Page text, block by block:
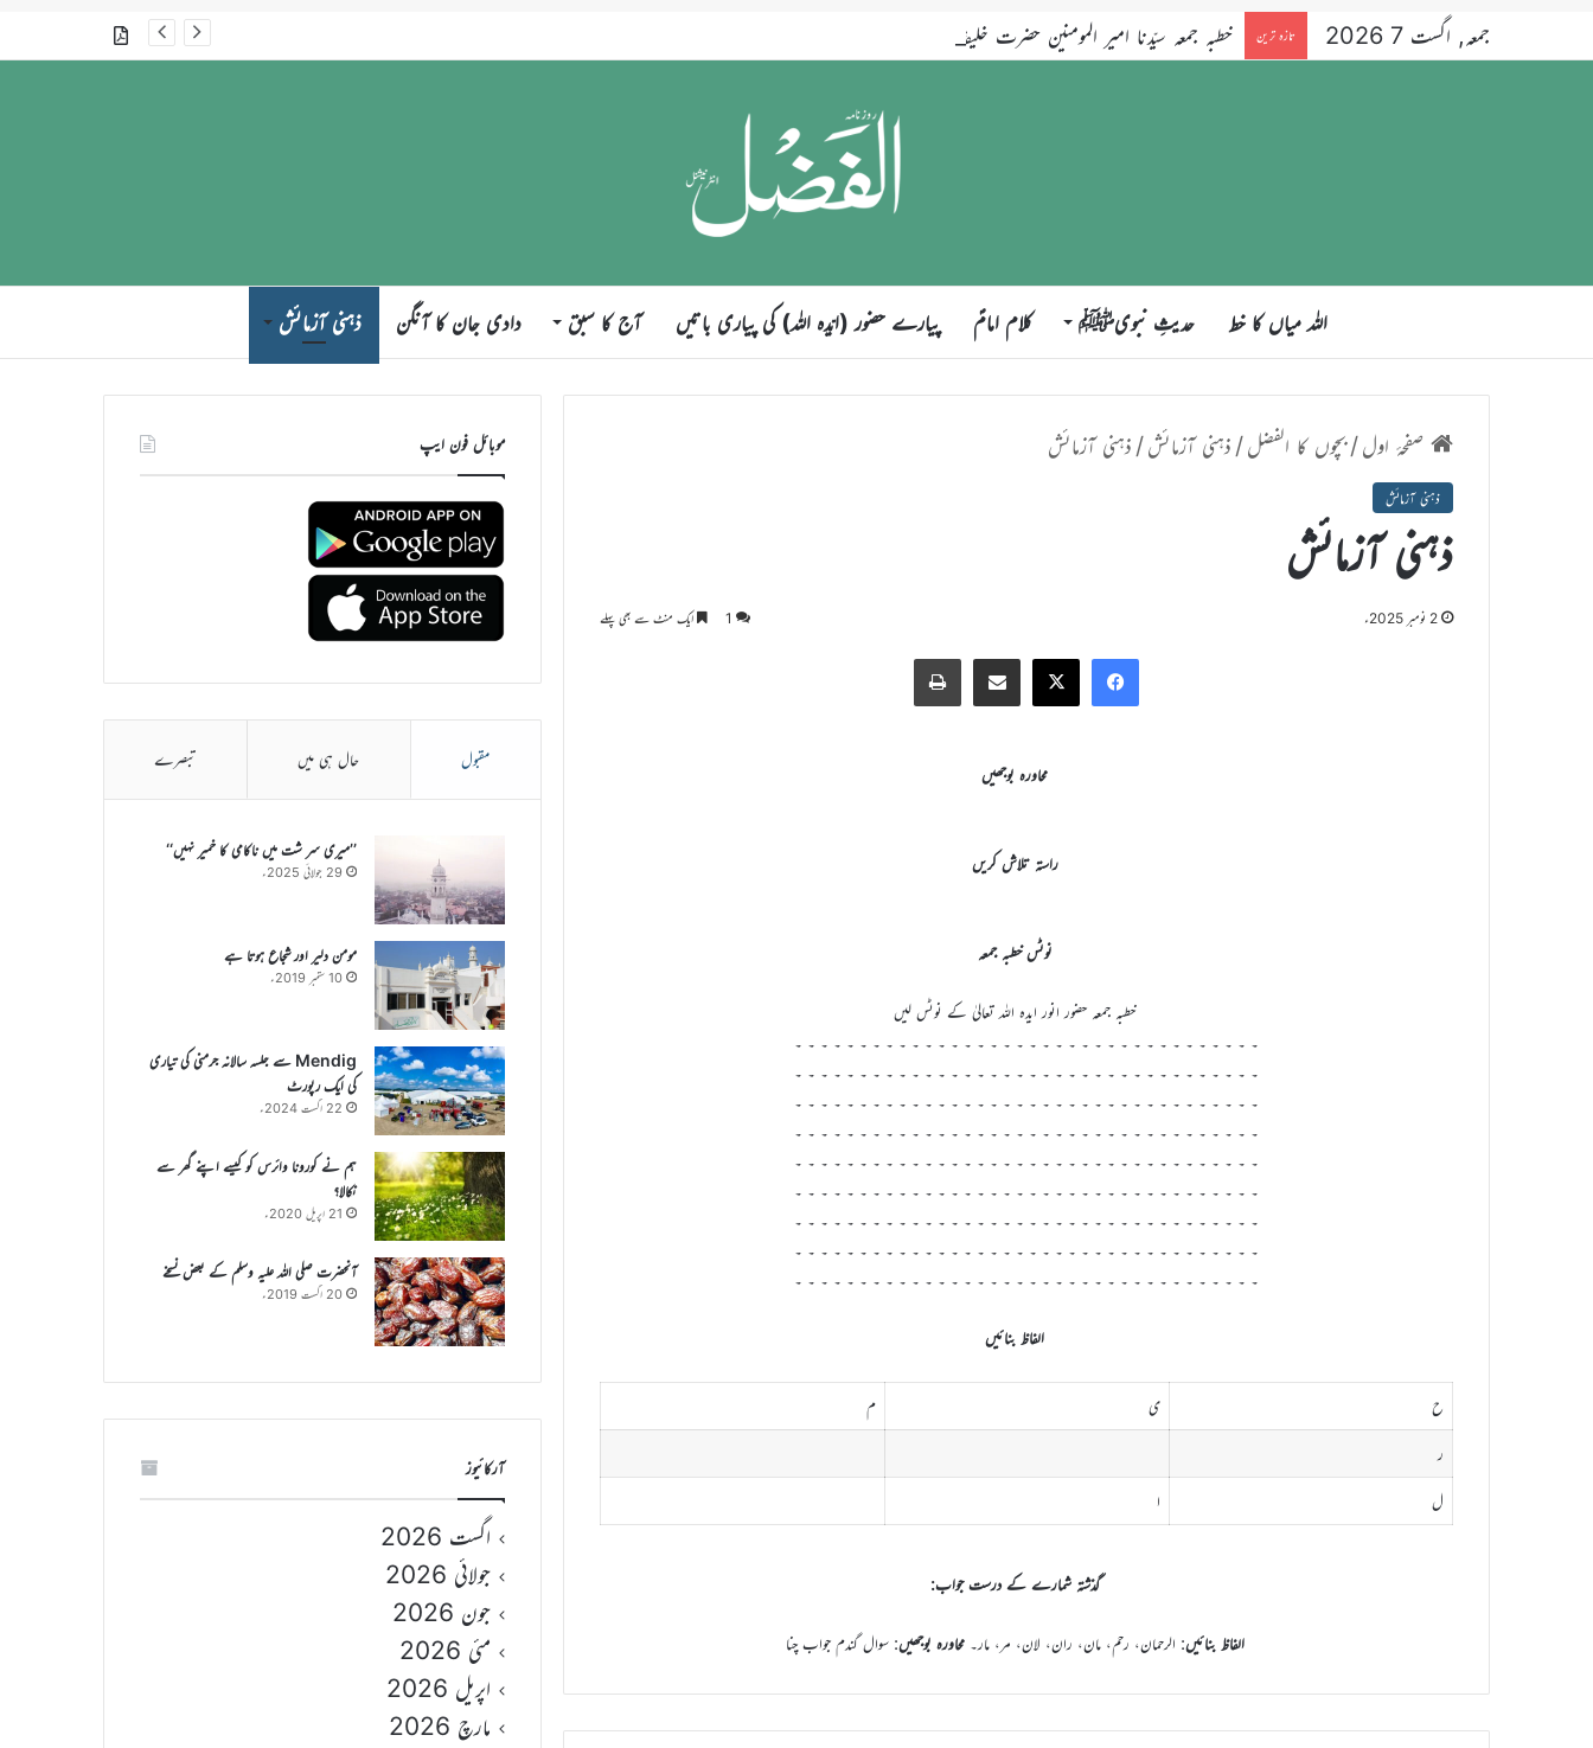
جمعہ, اگست 7 2026 تازہ ترین خطبہ جمعہ سیّدنا امیر المومنین حضرت خلیفۃ المسیح الخامس ایّدہ اللہ تعالیٰ بنصرہ العزیز فرمودہ 17؍جولائی 2026ء گذشتہ شمارے
اللہ میاں کا خط حدیثِ نبویﷺ کلام امامؑ پیارے حضور (ایّدہ اللہ) کی پیاری باتیں آج کا سبق دادی جان کا آنگن ذہنی آزمائش
صفحۂ اول/بچوں کا الفضل/ ذہنی آزمائش/ ذہنی آزمائش
ذہنی آزمائش
ذہنی آزمائش
2 نومبر 2025ء 1 ایک منٹ سے بھی پہلے
Facebook
X
Share via Email
Print
محاورہ بوجھیں
راستہ تلاش کریں
نوٹس خطبہ جمعہ
خطبہ جمعہ حضور انور ایدہ اللہ تعالیٰ کے نوٹس لیں
۔ ۔ ۔ ۔ ۔ ۔ ۔ ۔ ۔ ۔ ۔ ۔ ۔ ۔ ۔ ۔ ۔ ۔ ۔ ۔ ۔ ۔ ۔ ۔ ۔ ۔ ۔ ۔ ۔ ۔ ۔ ۔ ۔ ۔ ۔ ۔
۔ ۔ ۔ ۔ ۔ ۔ ۔ ۔ ۔ ۔ ۔ ۔ ۔ ۔ ۔ ۔ ۔ ۔ ۔ ۔ ۔ ۔ ۔ ۔ ۔ ۔ ۔ ۔ ۔ ۔ ۔ ۔ ۔ ۔ ۔ ۔
۔ ۔ ۔ ۔ ۔ ۔ ۔ ۔ ۔ ۔ ۔ ۔ ۔ ۔ ۔ ۔ ۔ ۔ ۔ ۔ ۔ ۔ ۔ ۔ ۔ ۔ ۔ ۔ ۔ ۔ ۔ ۔ ۔ ۔ ۔ ۔
۔ ۔ ۔ ۔ ۔ ۔ ۔ ۔ ۔ ۔ ۔ ۔ ۔ ۔ ۔ ۔ ۔ ۔ ۔ ۔ ۔ ۔ ۔ ۔ ۔ ۔ ۔ ۔ ۔ ۔ ۔ ۔ ۔ ۔ ۔ ۔
۔ ۔ ۔ ۔ ۔ ۔ ۔ ۔ ۔ ۔ ۔ ۔ ۔ ۔ ۔ ۔ ۔ ۔ ۔ ۔ ۔ ۔ ۔ ۔ ۔ ۔ ۔ ۔ ۔ ۔ ۔ ۔ ۔ ۔ ۔ ۔
۔ ۔ ۔ ۔ ۔ ۔ ۔ ۔ ۔ ۔ ۔ ۔ ۔ ۔ ۔ ۔ ۔ ۔ ۔ ۔ ۔ ۔ ۔ ۔ ۔ ۔ ۔ ۔ ۔ ۔ ۔ ۔ ۔ ۔ ۔ ۔
۔ ۔ ۔ ۔ ۔ ۔ ۔ ۔ ۔ ۔ ۔ ۔ ۔ ۔ ۔ ۔ ۔ ۔ ۔ ۔ ۔ ۔ ۔ ۔ ۔ ۔ ۔ ۔ ۔ ۔ ۔ ۔ ۔ ۔ ۔ ۔
۔ ۔ ۔ ۔ ۔ ۔ ۔ ۔ ۔ ۔ ۔ ۔ ۔ ۔ ۔ ۔ ۔ ۔ ۔ ۔ ۔ ۔ ۔ ۔ ۔ ۔ ۔ ۔ ۔ ۔ ۔ ۔ ۔ ۔ ۔ ۔
۔ ۔ ۔ ۔ ۔ ۔ ۔ ۔ ۔ ۔ ۔ ۔ ۔ ۔ ۔ ۔ ۔ ۔ ۔ ۔ ۔ ۔ ۔ ۔ ۔ ۔ ۔ ۔ ۔ ۔ ۔ ۔ ۔ ۔ ۔ ۔
الفاظ بنائیں
ح ی م
ر
ل ا
گذشتہ شمارے کے درست جواب:
الفاظ بنائیں: الرحمان، رحم، مان، ران، لان، مر، مار۔محاورہ بوجھیں: سوال گندم جواب چنا
موبائل فون ایپ
مقبول حال ہی میں تبصرے
’’میری سر شت میں ناکامی کا خمیر نہیں‘‘
29 جولائی 2025ء
مومن دلیر اور شجاع ہوتا ہے
10 ستمبر 2019ء
Mendig سے جلسہ سالانہ جرمنی کی تیاری
کی ایک رپورٹ
22 اگست 2024ء
ہم نے کورونا وائرس کو کیسے اپنے گھر سے
نکالا؟
21 اپریل 2020ء
آنحضرت صلی اللہ علیہ وسلم کے بعض نسخے
20 اگست 2019ء
آرکائیوز
اگست 2026
جولائی 2026
جون 2026
مئی 2026
اپریل 2026
مارچ 2026